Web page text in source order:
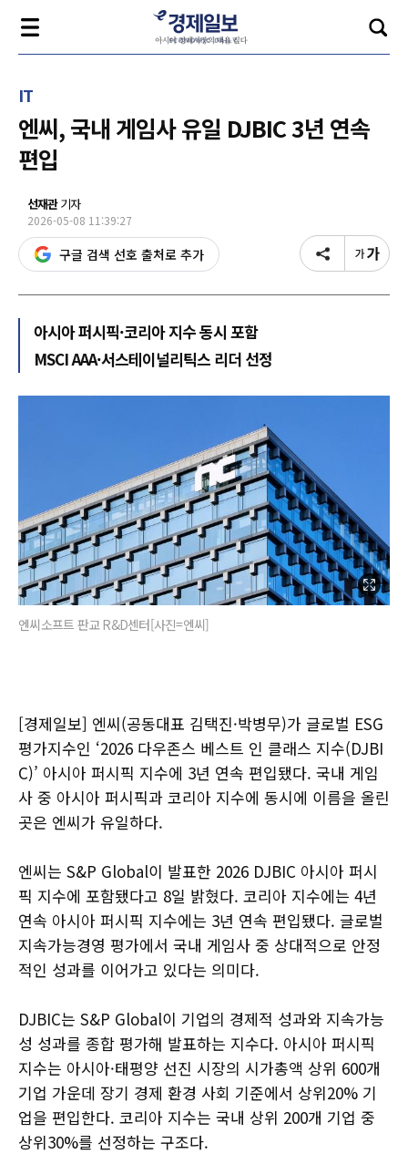
IT
엔씨, 국내 게임사 유일 DJBIC 3년 연속
편입
선재관기자
2026-05-08 11:39:27
구글 검색 선호 출처로 추가
아시아 퍼시픽·코리아 지수 동시 포함
MSCI AAA·서스테이널리틱스 리더 선정
엔씨소프트 판교 R&D센터[사진=엔씨]
[경제일보] 엔씨(공동대표 김택진·박병무)가 글로벌 ESG
평가지수인 ‘2026 다우존스 베스트 인 클래스 지수(DJBI
C)’ 아시아 퍼시픽 지수에 3년 연속 편입됐다. 국내 게임
사 중 아시아 퍼시픽과 코리아 지수에 동시에 이름을 올린
곳은 엔씨가 유일하다.
엔씨는 S&P Global이 발표한 2026 DJBIC 아시아 퍼시
픽 지수에 포함됐다고 8일 밝혔다. 코리아 지수에는 4년
연속 아시아 퍼시픽 지수에는 3년 연속 편입됐다. 글로벌
지속가능경영 평가에서 국내 게임사 중 상대적으로 안정
적인 성과를 이어가고 있다는 의미다.
DJBIC는 S&P Global이 기업의 경제적 성과와 지속가능
성 성과를 종합 평가해 발표하는 지수다. 아시아 퍼시픽
지수는 아시아·태평양 선진 시장의 시가총액 상위 600개
기업 가운데 장기 경제 환경 사회 기준에서 상위20% 기
업을 편입한다. 코리아 지수는 국내 상위 200개 기업 중
상위30%를 선정하는 구조다.